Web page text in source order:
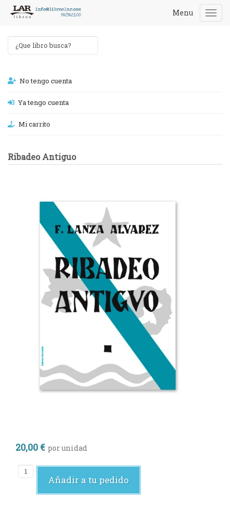
Menu
No tengo cuenta
Ya tengo cuenta
Mi carrito
Ribadeo Antiguo
20,00 € por unidad
Añadir a tu pedido